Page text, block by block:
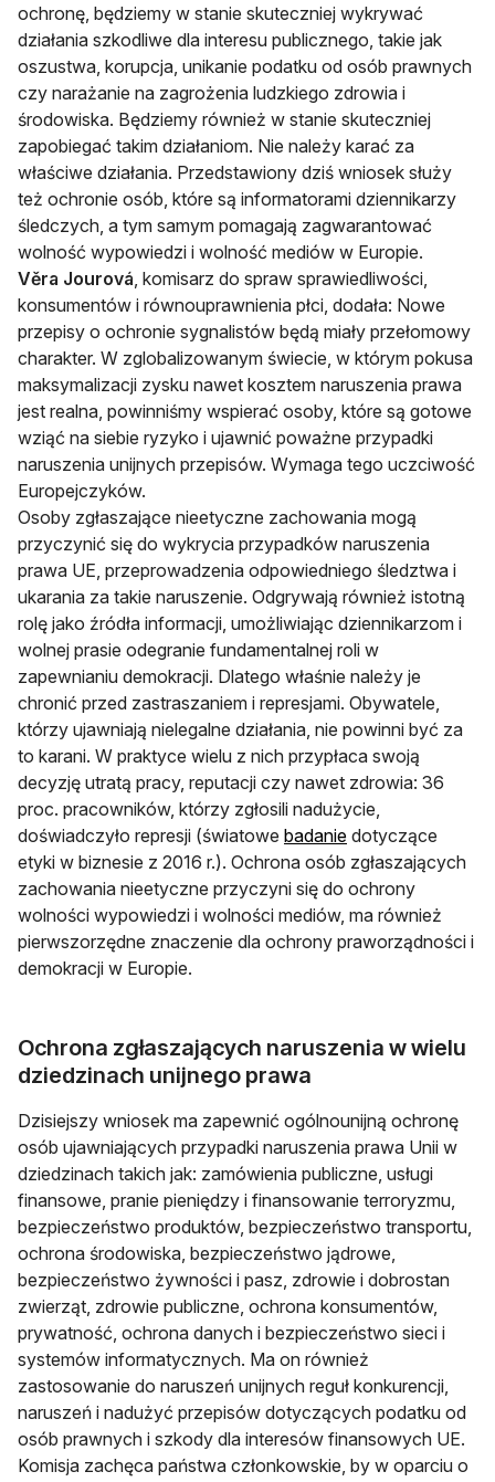
ochronę, będziemy w stanie skuteczniej wykrywać
działania szkodliwe dla interesu publicznego, takie jak
oszustwa, korupcja, unikanie podatku od osób prawnych
czy narażanie na zagrożenia ludzkiego zdrowia i
środowiska. Będziemy również w stanie skuteczniej
zapobiegać takim działaniom. Nie należy karać za
właściwe działania. Przedstawiony dziś wniosek służy
też ochronie osób, które są informatorami dziennikarzy
śledczych, a tym samym pomagają zagwarantować
wolność wypowiedzi i wolność mediów w Europie.
Věra Jourová , komisarz do spraw sprawiedliwości,
konsumentów i równouprawnienia płci, dodała: Nowe
przepisy o ochronie sygnalistów będą miały przełomowy
charakter. W zglobalizowanym świecie, w którym pokusa
maksymalizacji zysku nawet kosztem naruszenia prawa
jest realna, powinniśmy wspierać osoby, które są gotowe
wziąć na siebie ryzyko i ujawnić poważne przypadki
naruszenia unijnych przepisów. Wymaga tego uczciwość
Europejczyków.
Osoby zgłaszające nieetyczne zachowania mogą
przyczynić się do wykrycia przypadków naruszenia
prawa UE, przeprowadzenia odpowiedniego śledztwa i
ukarania za takie naruszenie. Odgrywają również istotną
rolę jako źródła informacji, umożliwiając dziennikarzom i
wolnej prasie odegranie fundamentalnej roli w
zapewnianiu demokracji. Dlatego właśnie należy je
chronić przed zastraszaniem i represjami. Obywatele,
którzy ujawniają nielegalne działania, nie powinni być za
to karani. W praktyce wielu z nich przypłaca swoją
decyzję utratą pracy, reputacji czy nawet zdrowia: 36
proc. pracowników, którzy zgłosili nadużycie,
doświadczyło represji (światowe badanie dotyczące
etyki w biznesie z 2016 r.). Ochrona osób zgłaszających
zachowania nieetyczne przyczyni się do ochrony
wolności wypowiedzi i wolności mediów, ma również
pierwszorzędne znaczenie dla ochrony praworządności i
demokracji w Europie.
Ochrona zgłaszających naruszenia w wielu
dziedzinach unijnego prawa
Dzisiejszy wniosek ma zapewnić ogólnounijną ochronę
osób ujawniających przypadki naruszenia prawa Unii w
dziedzinach takich jak: zamówienia publiczne, usługi
finansowe, pranie pieniędzy i finansowanie terroryzmu,
bezpieczeństwo produktów, bezpieczeństwo transportu,
ochrona środowiska, bezpieczeństwo jądrowe,
bezpieczeństwo żywności i pasz, zdrowie i dobrostan
zwierząt, zdrowie publiczne, ochrona konsumentów,
prywatność, ochrona danych i bezpieczeństwo sieci i
systemów informatycznych. Ma on również
zastosowanie do naruszeń unijnych reguł konkurencji,
naruszeń i nadużyć przepisów dotyczących podatku od
osób prawnych i szkody dla interesów finansowych UE.
Komisja zachęca państwa członkowskie, by w oparciu o